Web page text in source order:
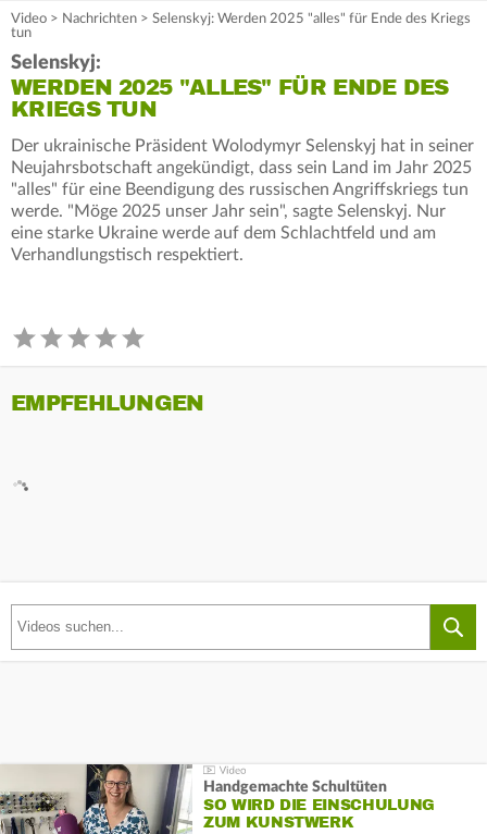
Video > Nachrichten > Selenskyj: Werden 2025 "alles" für Ende des Kriegs
tun
Selenskyj:
WERDEN 2025 "ALLES" FÜR ENDE DES
KRIEGS TUN
Der ukrainische Präsident Wolodymyr Selenskyj hat in seiner
Neujahrsbotschaft angekündigt, dass sein Land im Jahr 2025
"alles" für eine Beendigung des russischen Angriffskriegs tun
werde. "Möge 2025 unser Jahr sein", sagte Selenskyj. Nur
eine starke Ukraine werde auf dem Schlachtfeld und am
Verhandlungstisch respektiert.
EMPFEHLUNGEN
Handgemachte Schultüten
SO WIRD DIE EINSCHULUNG
ZUM KUNSTWERK